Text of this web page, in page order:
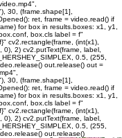
30, (frame.shape[1],
ret, frame = video.read() if
for box in results.boxes: x1, y1,
box.cls label = f"
cv2.rectangle(frame, (int(x1),
0), 2) cv2.putText(frame, label,
0.5, (255,
out.release() out =
30, (frame.shape[1],
ret, frame = video.read() if
for box in results.boxes: x1, y1,
box.cls label = f"
cv2.rectangle(frame, (int(x1),
0), 2) cv2.putText(frame, label,
0.5, (255,
out.release()